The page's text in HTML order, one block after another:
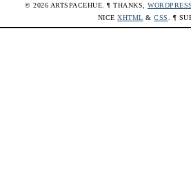
© 2026 ARTSPACEHUE. ¶ THANKS,
NICEXHTML &CSS . ¶